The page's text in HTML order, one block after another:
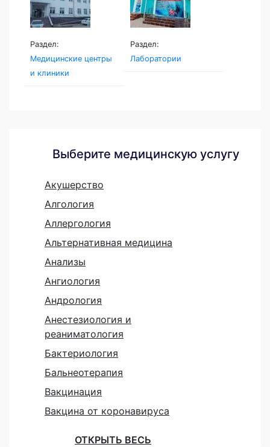
Раздел:
Медицинские центры
и клиники
Раздел:
Лаборатории
Выберите медицинскую услугу
Акушерство
Алгология
Аллергология
Альтернативная медицина
Анализы
Ангиология
Андрология
Анестезиология и
реаниматология
Бактериология
Бальнеотерапия
Вакцинация
Вакцина от коронавируса
ОТКРЫТЬ ВЕСЬ